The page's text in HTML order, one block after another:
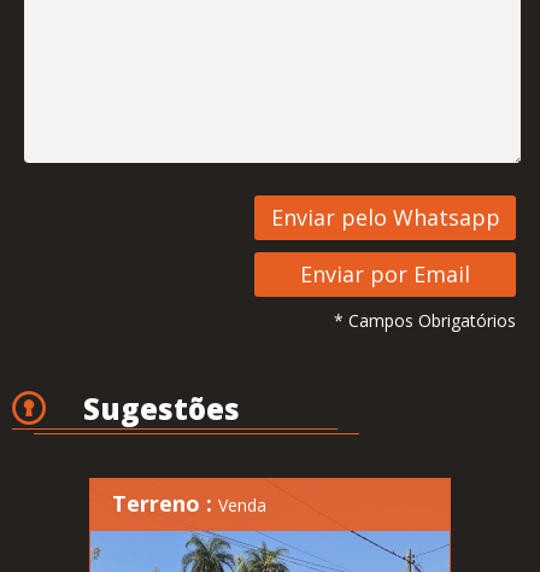
* Campos Obrigatórios
Sugestões
Terreno : Venda